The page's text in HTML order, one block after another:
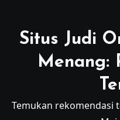
Situs Judi
Menang:
Temukan rekomendasi